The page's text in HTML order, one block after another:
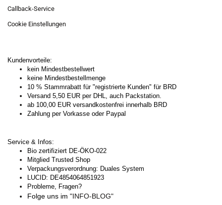
Callback-Service
Cookie Einstellungen
Kundenvorteile:
kein Mindestbestellwert
keine Mindestbestellmenge
10 % Stammrabatt für "registrierte Kunden" für BRD
Versand 5,50 EUR per DHL, auch Packstation.
ab 100,00 EUR versandkostenfrei innerhalb BRD
Zahlung per Vorkasse oder Paypal
Service & Infos:
Bio zertifiziert DE-ÖKO-022
Mitglied Trusted Shop
Verpackungsverordnung: Duales System
LUCID: DE4854064851923
Probleme, Fragen?
Folge uns im "INFO-BLOG"